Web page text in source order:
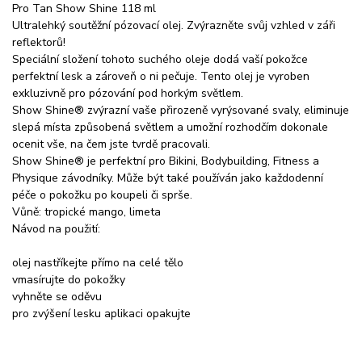
Pro Tan Show Shine 118 ml
Ultralehký soutěžní pózovací olej. Zvýrazněte svůj vzhled v záři
reflektorů!
Speciální složení tohoto suchého oleje dodá vaší pokožce
perfektní lesk a zároveň o ni pečuje. Tento olej je vyroben
exkluzivně pro pózování pod horkým světlem.
Show Shine® zvýrazní vaše přirozeně vyrýsované svaly, eliminuje
slepá místa způsobená světlem a umožní rozhodčím dokonale
ocenit vše, na čem jste tvrdě pracovali.
Show Shine® je perfektní pro Bikini, Bodybuilding, Fitness a
Physique závodníky. Může být také používán jako každodenní
péče o pokožku po koupeli či sprše.
Vůně: tropické mango, limeta
Návod na použití:
olej nastříkejte přímo na celé tělo
vmasírujte do pokožky
vyhněte se oděvu
pro zvýšení lesku aplikaci opakujte